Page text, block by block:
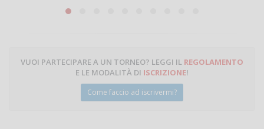
Michele Miglionico
VUOI PARTECIPARE A UN TORNEO? LEGGI IL REGOLAMENTO
E LE MODALITÀ DI ISCRIZIONE!
Come faccio ad iscrivermi?